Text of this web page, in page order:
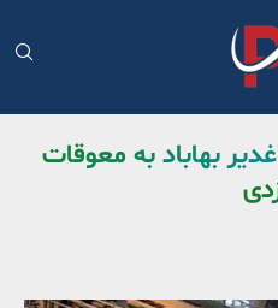
بهاباد به معوقات